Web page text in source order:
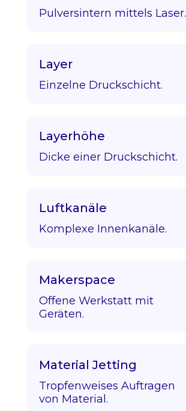
Pulversintern mittels Laser.
Layer
Einzelne Druckschicht.
Layerhöhe
Dicke einer Druckschicht.
Luftkanäle
Komplexe Innenkanäle.
Makerspace
Offene Werkstatt mit
Geräten.
Material Jetting
Tropfenweises Auftragen
von Material.